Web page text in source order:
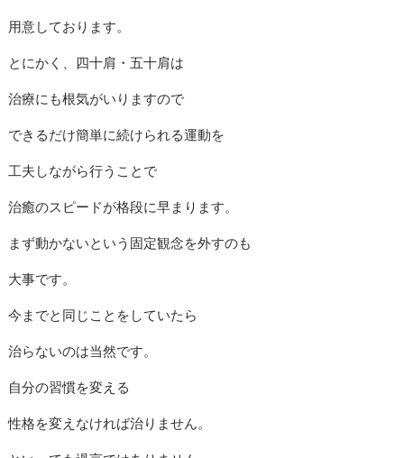
用意しております。
とにかく、四十肩・五十肩は
治療にも根気がいりますので
できるだけ簡単に続けられる運動を
工夫しながら行うことで
治癒のスピードが格段に早まります。
まず動かないという固定観念を外すのも
大事です。
今までと同じことをしていたら
治らないのは当然です。
自分の習慣を変える
性格を変えなければ治りません。